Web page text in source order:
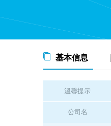
基本信息
溫馨提示
公司名